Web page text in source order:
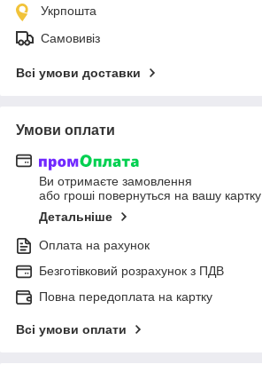
Укрпошта
Самовивіз
Всі умови доставки
Умови оплати
Ви отримаєте замовлення
або гроші повернуться на вашу картку
Детальніше
Оплата на рахунок
Безготівковий розрахунок з ПДВ
Повна передоплата на картку
Всі умови оплати